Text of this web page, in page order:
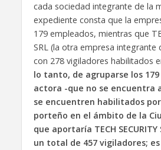
cada sociedad integrante de la
expediente consta que la
179 empleados, mientras que
SRL (la otra empresa integrante
con 278 vigiladores habilitados
lo tanto, de agruparse los
actora -que no se encuentra
se encuentren habilitados
porteño en el ámbito de la
que aportaría TECH
un total de 457 vigiladores;